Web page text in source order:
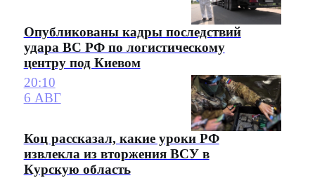
Опубликованы кадры последствий
удара ВС РФ по логистическому
центру под Киевом
20:10
6 АВГ
Коц рассказал, какие уроки РФ
извлекла из вторжения ВСУ в
Курскую область